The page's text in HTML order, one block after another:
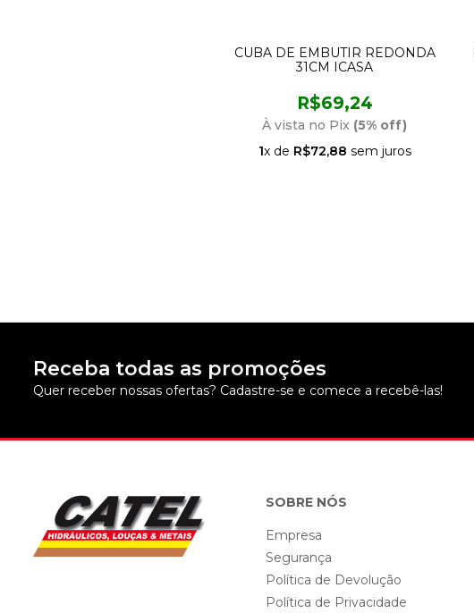
CUBA DE EMBUTIR REDONDA
31CM ICASA
R$69,24
À vista no Pix (5% off)
1x de R$72,88 sem juros
Receba todas as promoções
Quer receber nossas ofertas? Cadastre-se e comece a recebê-las!
SOBRE NÓS
Empresa
Segurança
Política de Devolução
Política de Privacidade